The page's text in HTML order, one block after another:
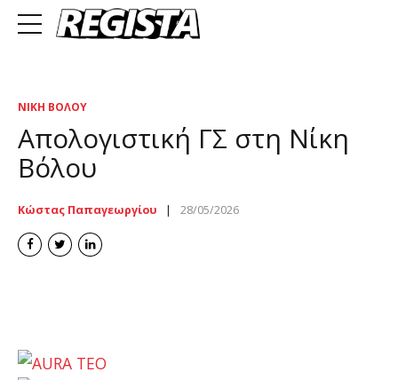
ΝΊΚΗ ΒΌΛΟΥ
Απολογιστική ΓΣ στη Νίκη
Βόλου
Κώστας Παπαγεωργίου 28/05/2026